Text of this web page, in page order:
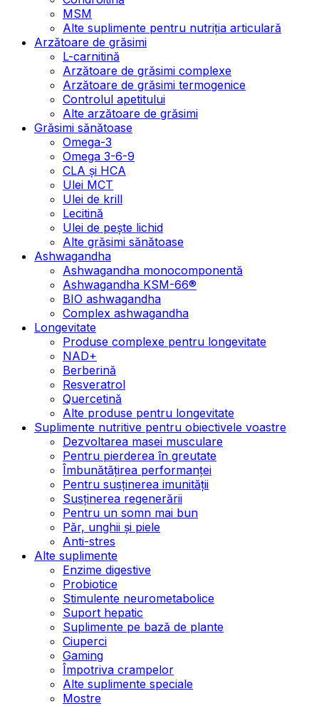
MSM
Alte suplimente pentru nutriția articulară
Arzătoare de grăsimi
L-carnitină
Arzătoare de grăsimi complexe
Arzătoare de grăsimi termogenice
Controlul apetitului
Alte arzătoare de grăsimi
Grăsimi sănătoase
Omega-3
Omega 3-6-9
CLA şi HCA
Ulei MCT
Ulei de krill
Lecitină
Ulei de pește lichid
Alte grăsimi sănătoase
Ashwagandha
Ashwagandha monocomponentă
Ashwagandha KSM-66®
BIO ashwagandha
Complex ashwagandha
Longevitate
Produse complexe pentru longevitate
NAD+
Berberină
Resveratrol
Quercetină
Alte produse pentru longevitate
Suplimente nutritive pentru obiectivele voastre
Dezvoltarea masei musculare
Pentru pierderea în greutate
Îmbunătățirea performanței
Pentru susținerea imunității
Susținerea regenerării
Pentru un somn mai bun
Păr, unghii și piele
Anti-stres
Alte suplimente
Enzime digestive
Probiotice
Stimulente neurometabolice
Suport hepatic
Suplimente pe bază de plante
Ciuperci
Gaming
Împotriva crampelor
Alte suplimente speciale
Mostre